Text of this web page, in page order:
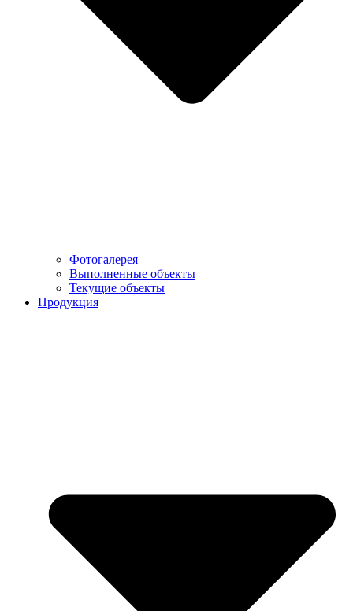
Фотогалерея
Выполненные объекты
Текущие объекты
Продукция